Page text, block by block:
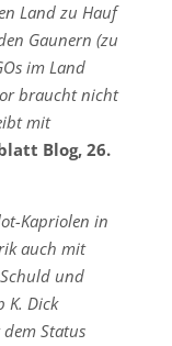
Land zu Hauf
Gaunern (zu
im Land
braucht nicht
mit
Blog, 26.
Kapriolen in
auch mit
und
K. Dick
Status